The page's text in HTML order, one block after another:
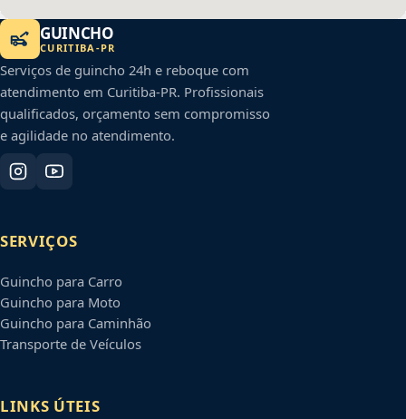
GUINCHO
CURITIBA -PR
Serviços de guincho 24h e reboque com
atendimento em Curitiba-PR. Profissionais
qualificados, orçamento sem compromisso
e agilidade no atendimento.
SERVIÇOS
Guincho para Carro
Guincho para Moto
Guincho para Caminhão
Transporte de Veículos
LINKS ÚTEIS